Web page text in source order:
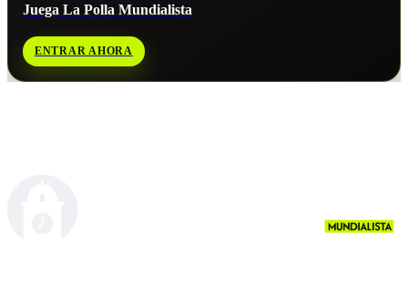
Juega La Polla Mundialista
ENTRAR AHORA